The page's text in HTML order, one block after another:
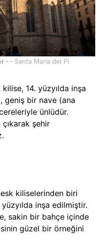
– – Santa Maria del Pi
14. yüzyılda inşa
geniş bir nave (ana
ünlüdür.
şehir
kiliselerinden biri
inşa edilmiştir.
sakin bir bahçe içinde
güzel bir örneğini